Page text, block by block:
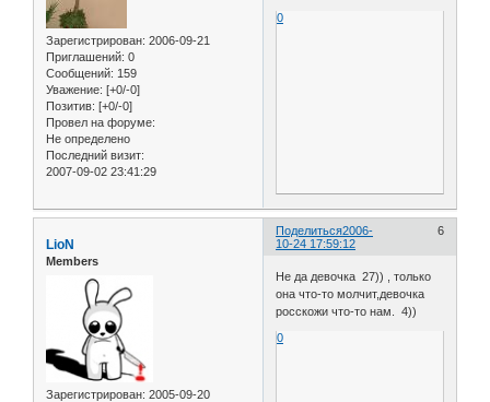
Зарегистрирован: 2006-09-21
Приглашений: 0
Сообщений: 159
Уважение: [+0/-0]
Позитив: [+0/-0]
Провел на форуме:
Не определено
Последний визит:
2007-09-02 23:41:29
0
Поделиться 6
2006-
10-24 17:59:12
LioN
Members
Зарегистрирован: 2005-09-20
Не да девочка 27)) , только
она что-то молчит,девочка
росскожи что-то нам. 4))
0